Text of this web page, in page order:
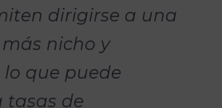
dirigirse a una
nicho y
lo que puede
tasas de